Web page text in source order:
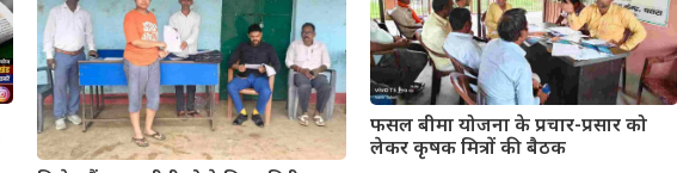
फसल बीमा योजना के प्रचार-प्रसार को
लेकर कृषक मित्रों की बैठक